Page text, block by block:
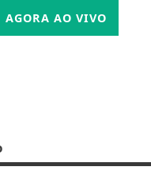
AGORA AO VIVO